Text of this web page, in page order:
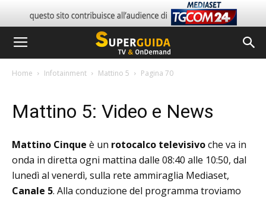
Home Infotainment Mattino 5 Pagina 70
Mattino 5: Video e News
Mattino Cinque è un rotocalco televisivoche va in
onda in diretta ogni mattina dalle 08:40 alle 10:50, dal
lunedì al venerdì, sulla rete ammiraglia Mediaset,
Canale 5. Alla conduzione del programma troviamo